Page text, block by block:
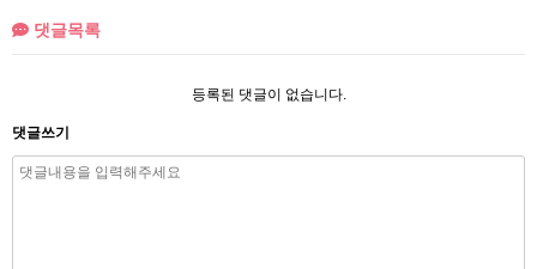
댓글목록
등록된 댓글이 없습니다.
댓글쓰기